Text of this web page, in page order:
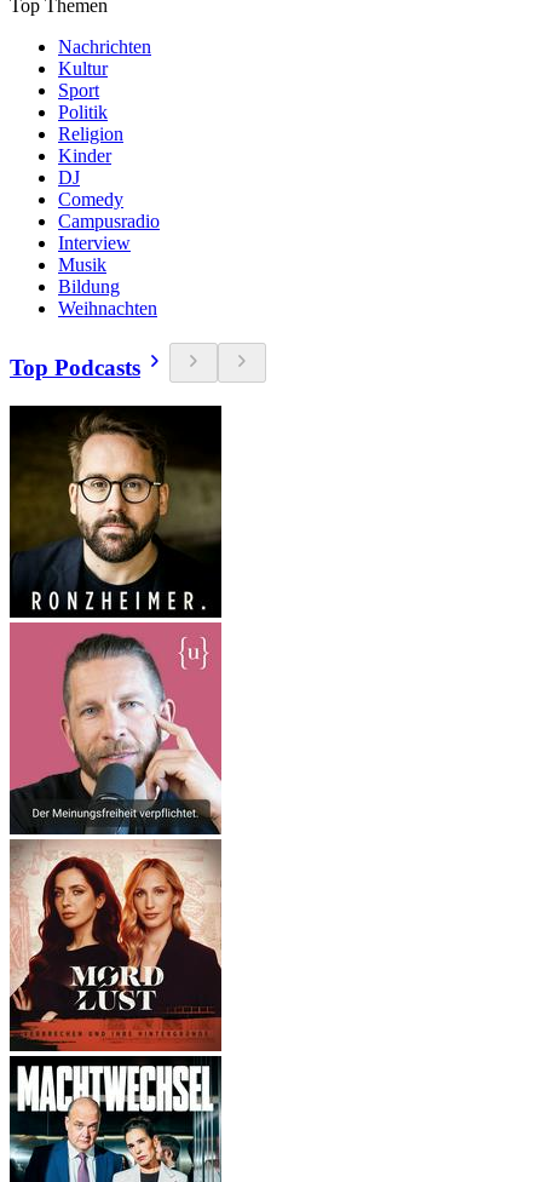
Top Themen
Nachrichten
Kultur
Sport
Politik
Religion
Kinder
DJ
Comedy
Campusradio
Interview
Musik
Bildung
Weihnachten
Top Podcasts